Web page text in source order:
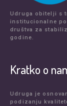
Udruga obitelji s
institucionalne
društva za
godine.
Kratko o
Udruga je
podizanju